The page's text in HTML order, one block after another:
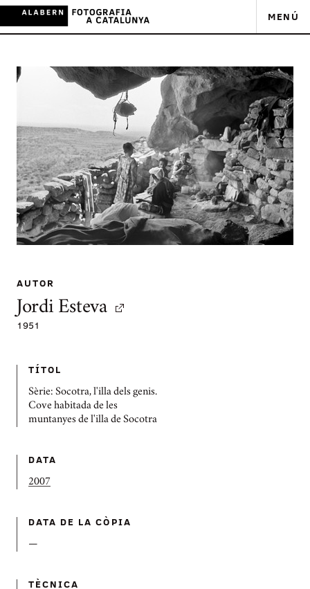
MENÚ
AUTOR
Jordi Esteva
1951
TÍTOL
Sèrie: Socotra, l'illa dels genis.
Cove habitada de les
muntanyes de l'illa de Socotra
DATA
2007
DATA DE LA CÒPIA
—
TÈCNICA